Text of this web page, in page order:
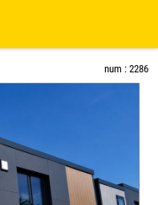
num : 2286